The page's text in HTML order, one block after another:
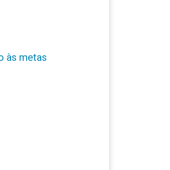
às metas